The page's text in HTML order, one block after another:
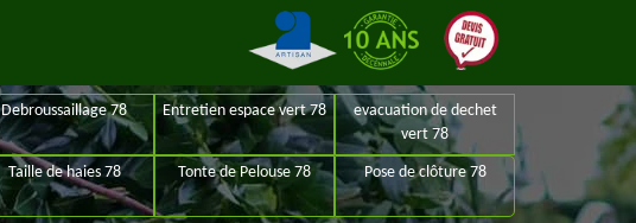
Debroussaillage 78 Entretien espace vert 78
evacuation de dechet
vert 78
Taille de haies 78 Tonte de Pelouse 78 Pose de clôture 78